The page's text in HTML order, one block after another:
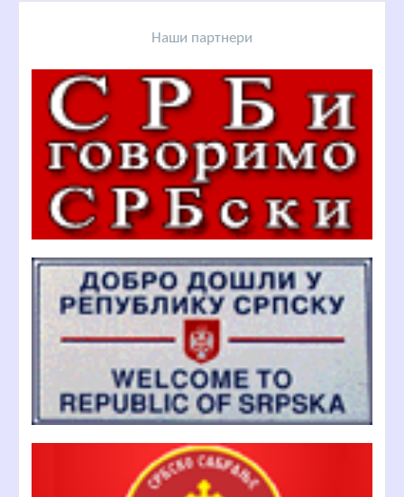
Наши партнери